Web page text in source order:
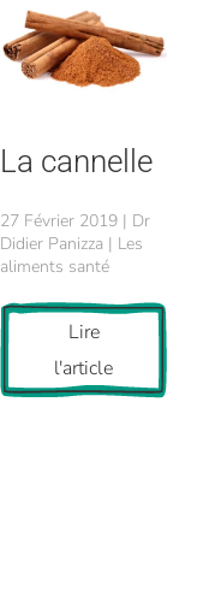
La cannelle
27 Février 2019 | Dr
Didier Panizza | Les
aliments santé
Lire
l'article